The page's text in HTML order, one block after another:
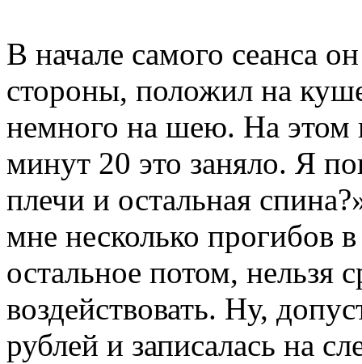
В начале самого сеанса
стороны, положил на
немного на шею. На этом
минут 20 это заняло. Я
плечи и остальная
мне несколько прогибов
остальное потом, нельзя
воздействовать. Ну,
рублей и записалась на